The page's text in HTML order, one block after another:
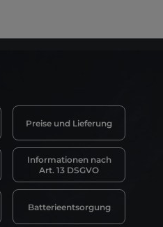
Preise und Lieferung
Informationen nach
Art. 13 DSGVO
Batterieentsorgung